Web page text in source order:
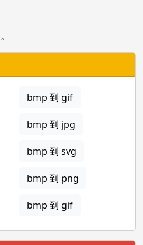
bmp 到 gif
bmp 到 jpg
bmp 到 svg
bmp 到 png
bmp 到 gif